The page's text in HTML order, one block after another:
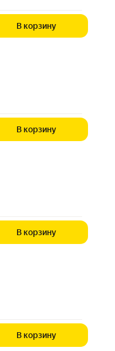
В корзину
В корзину
В корзину
В корзину